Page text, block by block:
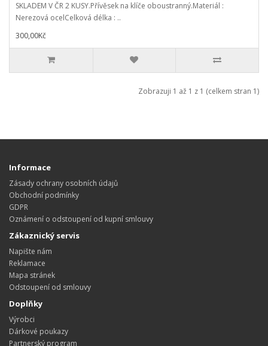
SKLADEM V ČR 2 KUSY.Přívěsek na klíče oboustranný.Materiál :
Nerezová ocelCelková délka : ..
300,00Kč
Zobrazuji 1 až 1 z 1 (celkem stran 1)
Informace
Zásady ochrany osobních údajů
Obchodní podmínky
GDPR
Oznámení o odstoupení od kupní smlouvy
Zákaznický servis
Napište nám
Reklamace
Mapa stránek
Odstoupení od smlouvy
Doplňky
Výrobci
Dárkové poukazy
Partnerský program